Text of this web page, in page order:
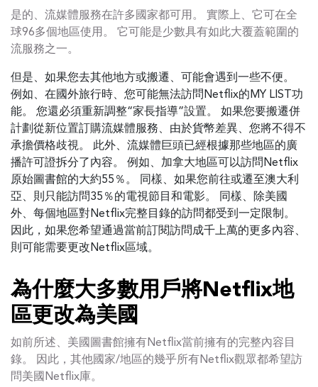
是的、流媒體服務在許多國家都可用。 實際上、它可在全
球96多個地區使用。 它可能是少數具有如此大覆蓋範圍的
流服務之一。
但是、如果您去其他地方或搬遷、可能會遇到一些不便。
例如、在國外旅行時、您可能無法訪問Netflix的MY LIST功
能。 您還必須重新調整“家長指導”設置。 如果您要搬遷併
計劃從新位置訂購流媒體服務、由於貨幣差異、您將不得不
承擔價格歧視。 此外、流媒體巨頭已經根據那些地區的廣
播許可證拆分了內容。 例如、加拿大地區可以訪問Netflix
原始圖書館的大約55％。 同樣、如果您前往或遷至澳大利
亞、則只能訪問35％的電視節目和電影。 同樣、除美國
外、每個地區對Netflix完整目錄的訪問都受到一定限制。
因此，如果您希望通過當前訂閱訪問成千上萬的更多內容、
則可能需要更改Netflix區域。
為什麼大多數用戶將Netflix地
區更改為美國
如前所述、美國圖書館擁有Netflix當前擁有的完整內容目
錄。 因此，其他國家/地區的幾乎所有Netflix觀眾都希望訪
問美國Netflix庫。